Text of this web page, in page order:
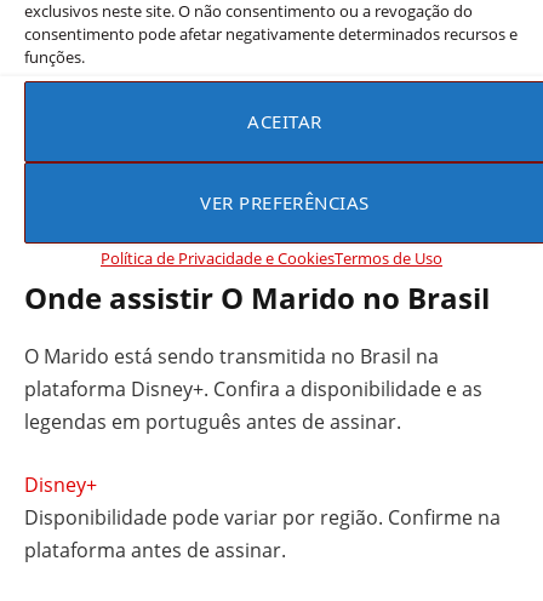
exclusivos neste site. O não consentimento ou a revogação do
consentimento pode afetar negativamente determinados recursos e
funções.
ACEITAR
VER PREFERÊNCIAS
Política de Privacidade e CookiesTermos de Uso
proteger, o jogo vira uma corrida contra o próprio
reflexo.
Para quem é este dorama?
motivos para ficar grudado nessa produção.
Onde assistir O Marido no Brasil
O Marido está sendo transmitida no Brasil na
plataforma Disney+. Confira a disponibilidade e as
legendas em português antes de assinar.
Disney+
Disponibilidade pode variar por região. Confirme na
plataforma antes de assinar.